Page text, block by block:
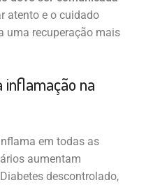
atento e o cuidado
uma recuperação mais
inflamação na
em todas as
aumentam
descontrolado,